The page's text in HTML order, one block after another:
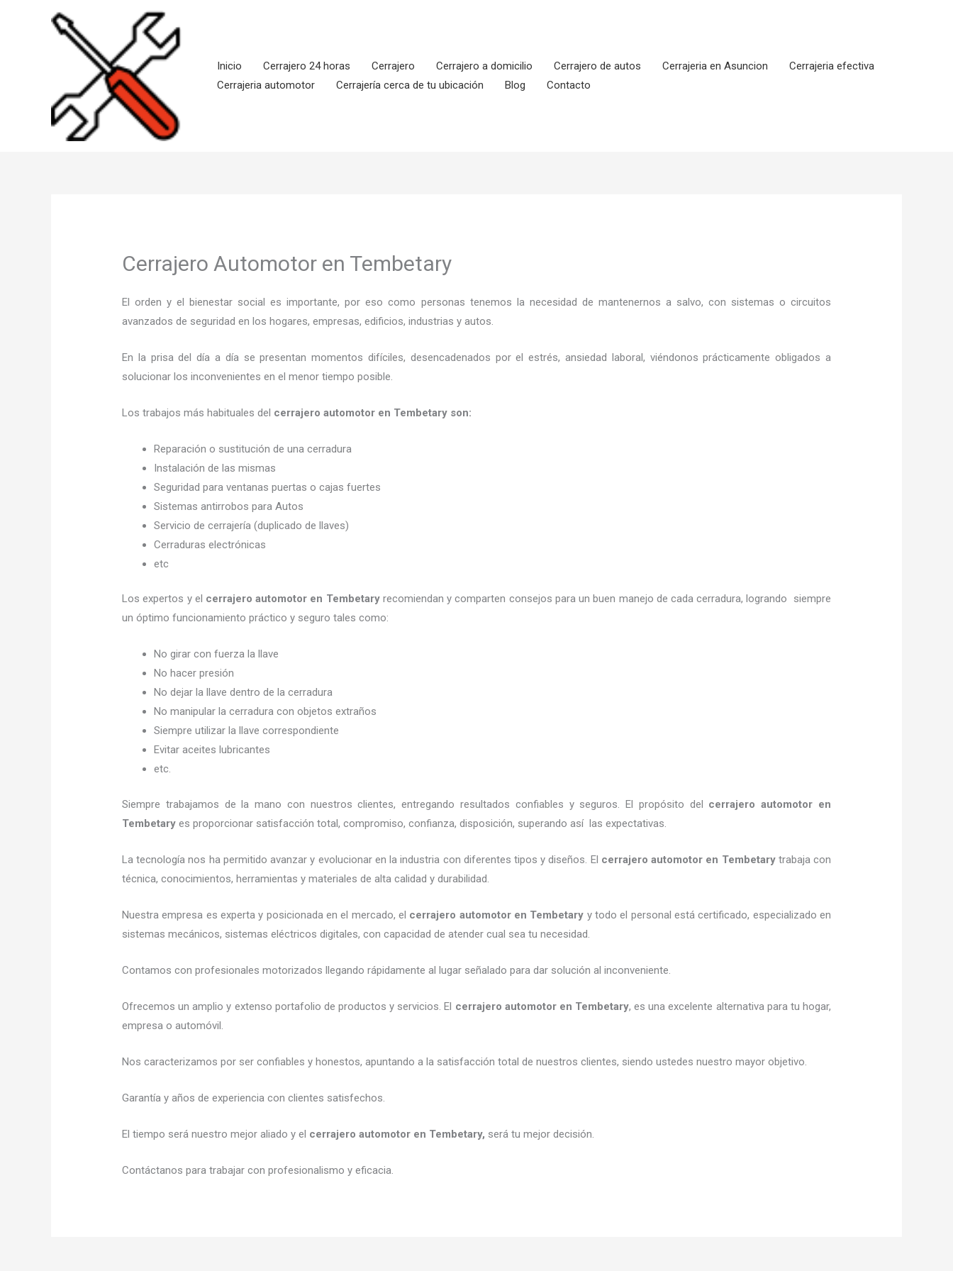
Inicio
Cerrajero 24 horas Cerrajero Cerrajero a domicilio Cerrajero de autos Cerrajeria en Asuncion
Cerrajeria efectiva
Cerrajeria automotor
Cerrajería cerca de tu ubicación Blog Contacto
Cerrajero Automotor en Tembetary
El orden y el bienestar social es importante, por eso como personas tenemos la necesidad de mantenernos a salvo, con sistemas o circuitos
avanzados de seguridad en los hogares, empresas, edificios, industrias y autos.
En la prisa del día a día se presentan momentos difíciles, desencadenados por el estrés, ansiedad laboral, viéndonos prácticamente obligados a
solucionar los inconvenientes en el menor tiempo posible.
Los trabajos más habituales del cerrajero automotor en Tembetary son:
Reparación o sustitución de una cerradura
Instalación de las mismas
Seguridad para ventanas puertas o cajas fuertes
Sistemas antirrobos para Autos
Servicio de cerrajería (duplicado de llaves)
Cerraduras electrónicas
etc
Los expertos y el cerrajero automotor en Tembetary recomiendan y comparten consejos para un buen manejo de cada cerradura, logrando siempre
un óptimo funcionamiento práctico y seguro tales como:
No girar con fuerza la llave
No hacer presión
No dejar la llave dentro de la cerradura
No manipular la cerradura con objetos extraños
Siempre utilizar la llave correspondiente
Evitar aceites lubricantes
etc.
Siempre trabajamos de la mano con nuestros clientes, entregando resultados confiables y seguros. El propósito del cerrajero automotor en
Tembetary es proporcionar satisfacción total, compromiso, confianza, disposición, superando así las expectativas.
La tecnología nos ha permitido avanzar y evolucionar en la industria con diferentes tipos y diseños. El cerrajero automotor en Tembetarytrabaja con
técnica, conocimientos, herramientas y materiales de alta calidad y durabilidad.
Nuestra empresa es experta y posicionada en el mercado, el cerrajero automotor en Tembetary y todo el personal está certificado, especializado en
sistemas mecánicos, sistemas eléctricos digitales, con capacidad de atender cual sea tu necesidad.
Contamos con profesionales motorizados llegando rápidamente al lugar señalado para dar solución al inconveniente.
Ofrecemos un amplio y extenso portafolio de productos y servicios. El cerrajero automotor en Tembetary, es una excelente alternativa para tu hogar,
empresa o automóvil.
Nos caracterizamos por ser confiables y honestos, apuntando a la satisfacción total de nuestros clientes, siendo ustedes nuestro mayor objetivo.
Garantía y años de experiencia con clientes satisfechos.
El tiempo será nuestro mejor aliado y el cerrajero automotor en Tembetary, será tu mejor decisión.
Contáctanos para trabajar con profesionalismo y eficacia.